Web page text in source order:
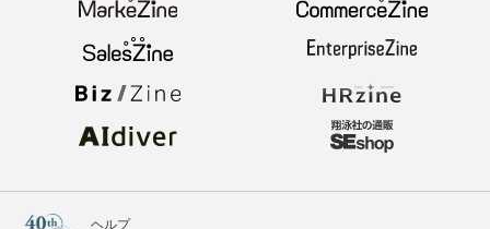
ヘルプ